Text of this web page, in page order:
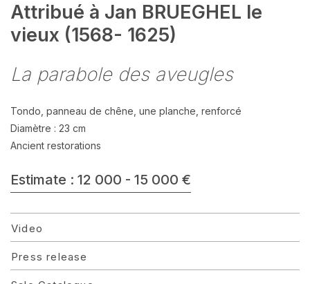
Attribué à Jan BRUEGHEL Ie
vieux (1568- 1625)
La parabole des aveugles
Tondo, panneau de chêne, une planche, renforcé
Diamètre : 23 cm
Ancient restorations
Estimate : 12 000 - 15 000 €
Video
Press release